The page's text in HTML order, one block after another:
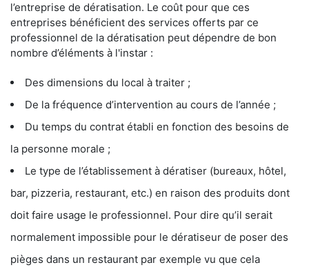
l’entreprise de dératisation. Le coût pour que ces
entreprises bénéficient des services offerts par ce
professionnel de la dératisation peut dépendre de bon
nombre d’éléments à l'instar :
Des dimensions du local à traiter ;
De la fréquence d’intervention au cours de l’année ;
Du temps du contrat établi en fonction des besoins de
la personne morale ;
Le type de l’établissement à dératiser (bureaux, hôtel,
bar, pizzeria, restaurant, etc.) en raison des produits dont
doit faire usage le professionnel. Pour dire qu’il serait
normalement impossible pour le dératiseur de poser des
pièges dans un restaurant par exemple vu que cela